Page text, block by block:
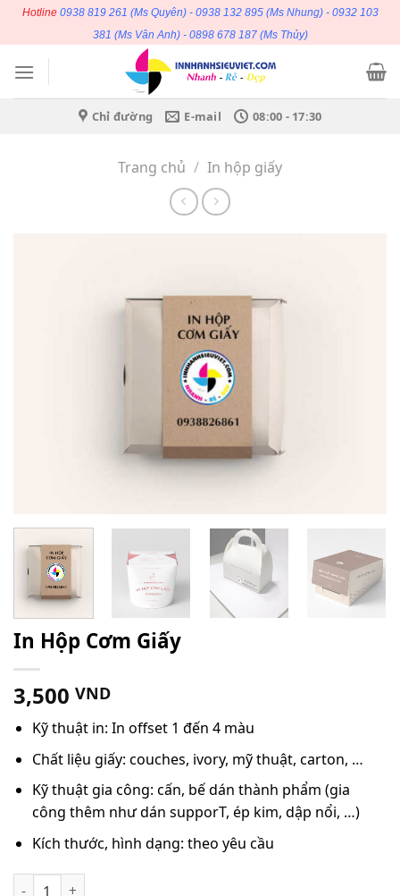
dung
Hotline 0938 819 261 (Ms Quyên) - 0938 132 895(Ms Nhung) - 0932 103
381 (Ms Vân Anh) - 0898 678 187(Ms Thủy)
Chỉ đường E-mail 08:00 - 17:30
Trang chủ / In hộp giấy
In Hộp Cơm Giấy
3,500 VND
Kỹ thuật in: In offset 1 đến 4 màu
Chất liệu giấy: couches, ivory, mỹ thuật, carton, …
Kỹ thuật gia công: cấn, bế dán thành phẩm (gia
công thêm như dán supporT, ép kim, dập nổi, …)
Kích thước, hình dạng: theo yêu cầu
In Hộp Cơm Giấy số lượng